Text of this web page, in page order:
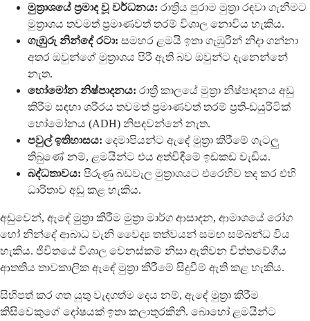
මුත්‍රාශයේ ප්‍රමාද වූ වර්ධනය: රාත්‍රිය පුරාම මුත්‍රා රඳවා ගැනීමට
මුත්‍රාශය තවමත් ප්‍රමාණවත් තරම් විශාල නොවිය හැකිය.
ගැඹුරු නින්දේ රටා: සමහර ළමයි ඉතා ගැඹුරින් නිදා ගන්නා
අතර ඔවුන්ගේ මුත්‍රාශය පිරී ඇති බව ඔවුන්ට දැනෙන්නේ
නැත.
හෝමෝන නිෂ්පාදනය: රාත්‍රී කාලයේ මුත්‍රා නිෂ්පාදනය අඩු
කිරීම සඳහා ශරීරය තවමත් ප්‍රමාණවත් තරම් ප්‍රති-ඩයුරිටික්
හෝමෝනය (ADH) නිපදවන්නේ නැත.
පවුල් ඉතිහාසය: දෙමාපියන්ට ඇඳේ මුත්‍රා කිරීමේ ගැටලු
තිබුණේ නම්, ළමයින්ට එය අත්විඳීමේ ඉඩකඩ වැඩිය.
බද්ධතාවය: පිරුණු බඩවැල මුත්‍රාශයට එරෙහිව තද කර එහි
ධාරිතාව අඩු කළ හැකිය.
අඩුවෙන්, ඇඳේ මුත්‍රා කිරීම මුත්‍රා මාර්ග ආසාදන, ආමාශයේ රෝග
හෝ නින්දේ ආබාධ වැනි වෛද්‍ය තත්වයන් සමඟ සම්බන්ධ විය
හැකිය. ජීවිතයේ විශාල වෙනස්කම් නිසා ඇතිවන චිත්තවේගීය
ආතතිය තාවකාලික ඇඳේ මුත්‍රා කිරීමේ සිදුවීම් ඇති කළ හැකිය.
සිහිපත් කර ගත යුතු වැදගත්ම දෙය නම්, ඇඳේ මුත්‍රා කිරීම
කිසිවෙකුගේ දෝෂයක් ඉතා කලාතුරකිනි. බොහෝ ළමයින්ට